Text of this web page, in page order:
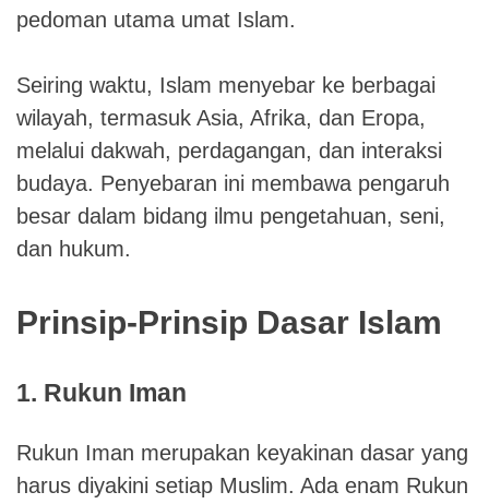
pedoman utama umat Islam.
Seiring waktu, Islam menyebar ke berbagai
wilayah, termasuk Asia, Afrika, dan Eropa,
melalui dakwah, perdagangan, dan interaksi
budaya. Penyebaran ini membawa pengaruh
besar dalam bidang ilmu pengetahuan, seni,
dan hukum.
Prinsip-Prinsip Dasar Islam
1. Rukun Iman
Rukun Iman merupakan keyakinan dasar yang
harus diyakini setiap Muslim. Ada enam Rukun